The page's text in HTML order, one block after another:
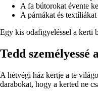
A fa bútorokat évente
A párnákat és
Egy kis odafigyeléssel a kerti
Tedd személyessé
A hétvégi ház kertje a te
darabokat, hogy a kerted ne